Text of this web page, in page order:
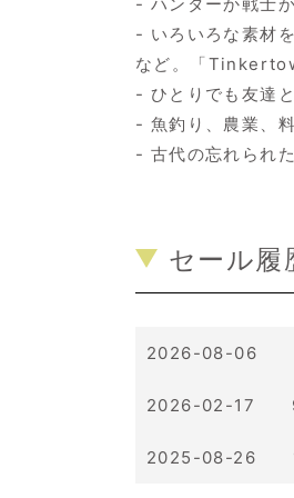
- いろいろな素材
など。「
- ひとりでも友達
- 魚釣り、農業、
- 古代の忘れられ
セール履
2026-08-06
2026-02-17
2025-08-26